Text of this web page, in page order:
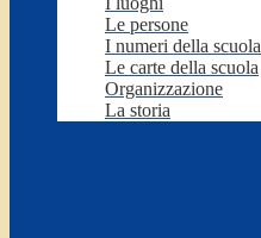
Le persone
I numeri della scuola
Le carte della scuola
Organizzazione
La storia